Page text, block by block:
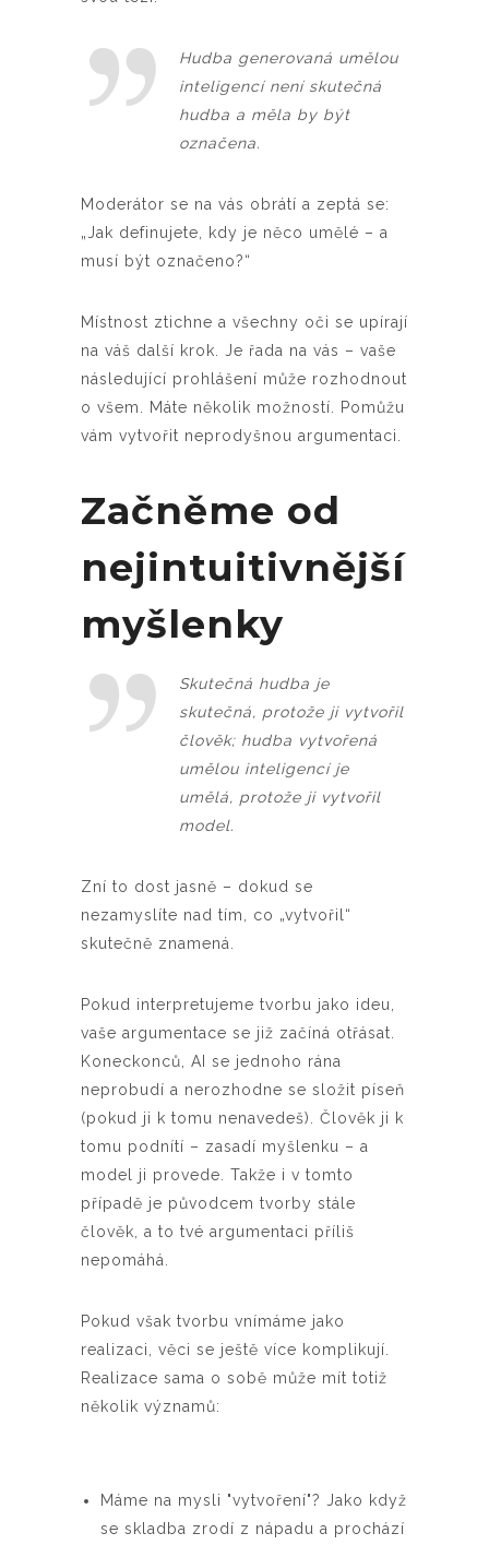
Hudba generovaná umělou
inteligencí není skutečná
hudba a měla by být
označena.
Moderátor se na vás obrátí a zeptá se:
„Jak definujete, kdy je něco umělé – a
musí být označeno?“
Místnost ztichne a všechny oči se upírají
na váš další krok. Je řada na vás – vaše
následující prohlášení může rozhodnout
o všem. Máte několik možností. Pomůžu
vám vytvořit neprodyšnou argumentaci.
Začněme od
nejintuitivnější
myšlenky
Skutečná hudba je
skutečná, protože ji vytvořil
člověk; hudba vytvořená
umělou inteligencí je
umělá, protože ji vytvořil
model.
Zní to dost jasně – dokud se
nezamyslíte nad tím, co „vytvořil“
skutečně znamená.
Pokud interpretujeme tvorbu jako ideu,
vaše argumentace se již začíná otřásat.
Koneckonců, AI se jednoho rána
neprobudí a nerozhodne se složit píseň
(pokud ji k tomu nenavedeš). Člověk ji k
tomu podnítí – zasadí myšlenku – a
model ji provede. Takže i v tomto
případě je původcem tvorby stále
člověk, a to tvé argumentaci příliš
nepomáhá.
Pokud však tvorbu vnímáme jako
realizaci, věci se ještě více komplikují.
Realizace sama o sobě může mít totiž
několik významů:
Máme na mysli "vytvoření"? Jako když
se skladba zrodí z nápadu a prochází